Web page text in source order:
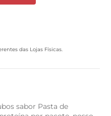
das Lojas Físicas.
sabor Pasta de